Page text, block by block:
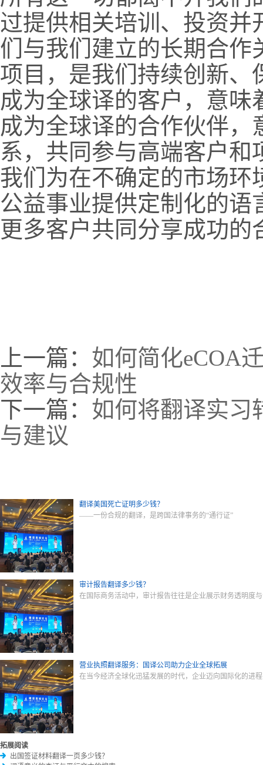
过提供相关培训、投资
们与我们建立的长期合作
项目，是我们持续创新、
成为全球译的客户，意
成为全球译的合作伙伴
系，共同参与高端客户和
我们为在不确定的市场环
公益事业提供定制化的
更多客户共同分享成功的
上一篇： 如何简化eCOA
效率与合规性
下一篇： 如何将翻译实习
与建议
翻译美国死亡证明多少钱？
——一份合规的翻译，是跨国法律事务的“通行证”
审计报告翻译多少钱？
在国际商务活动中，审计报告往往是企业展示财务透明度
营业执照翻译服务：国译公司助力企业全球拓展
在当今经济全球化迅猛发展的时代，企业迈向国际化的进
拓展阅读
出国签证材料翻译一页多少钱？